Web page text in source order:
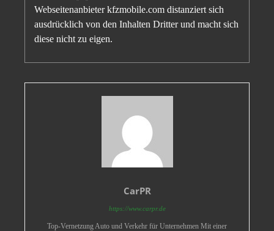
Webseitenanbieter kfzmobile.com distanziert sich
ausdrücklich von den Inhalten Dritter und macht sich
diese nicht zu eigen.
CarPR
https://www.carpr.de
Top-Vernetzung Auto und Verkehr für Unternehmen Mit einer